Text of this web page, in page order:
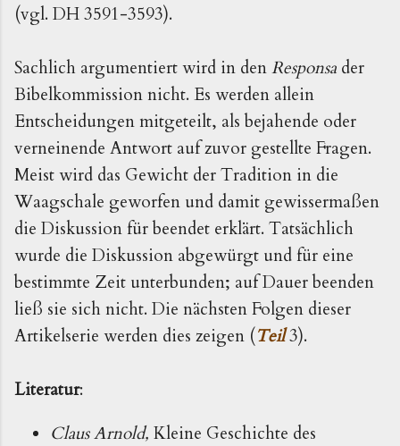
(vgl. DH 3591-3593).
Sachlich argumentiert wird in denResponsa der
Bibelkommission nicht. Es werden allein
Entscheidungen mitgeteilt, als bejahende oder
verneinende Antwort auf zuvor gestellte Fragen.
Meist wird das Gewicht der Tradition in die
Waagschale geworfen und damit gewissermaßen
die Diskussion für beendet erklärt. Tatsächlich
wurde die Diskussion abgewürgt und für eine
bestimmte Zeit unterbunden; auf Dauer beenden
ließ sie sich nicht. Die nächsten Folgen dieser
Artikelserie werden dies zeigen (Teil3).
Literatur:
Claus Arnold, Kleine Geschichte des